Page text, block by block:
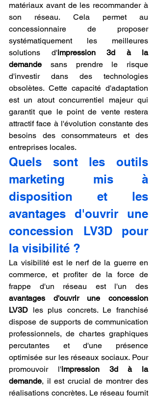
matériaux avant de les recommander à
son réseau. Cela permet au
concessionnaire de proposer
systématiquement les meilleures
solutions d'impression 3d à la
demande sans prendre le risque
d'investir dans des technologies
obsolètes. Cette capacité d'adaptation
est un atout concurrentiel majeur qui
garantit que le point de vente restera
attractif face à l'évolution constante des
besoins des consommateurs et des
entreprises locales.
Quels sont les outils
marketing mis à
disposition et les
avantages d'ouvrir une
concession LV3D pour
la visibilité ?
La visibilité est le nerf de la guerre en
commerce, et profiter de la force de
avantages d'ouvrir une concession
LV3D les plus concrets. Le franchisé
dispose de supports de communication
professionnels, de chartes graphiques
percutantes et d'une présence
optimisée sur les réseaux sociaux. Pour
promouvoir l'impression 3d à la
demande, il est crucial de montrer des
réalisations concrètes. Le réseau fournit